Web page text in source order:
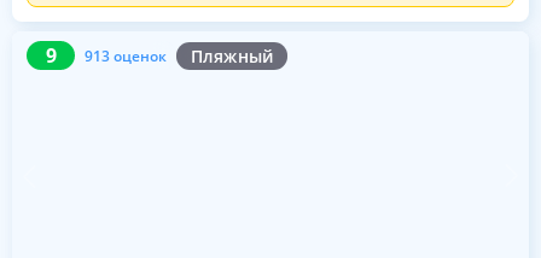
9 913 оценок Пляжный
9 913 оценок